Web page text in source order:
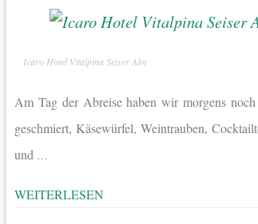
Icaro Hotel Vitalpina Seiser Alm
Am Tag der Abreise haben wir morgens
geschmiert, Käsewürfel, Weintrauben,
und …
WEITERLESEN